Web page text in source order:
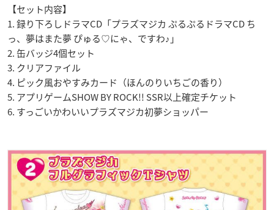
【セット内容】
1. 録り下ろしドラマCD「プラズマジカ ぷるぷるドラマCD ち
っ、夢はまた夢 ぴゅる♡にゃ、ですわ♪」
2. 缶バッジ4個セット
3. クリアファイル
4. ピック風おやすみカード（ほんのりいちごの香り）
5. アプリゲームSHOW BY ROCK!! SSR以上確定チケット
6. すっごいかわいいプラズマジカ初夢ショッパー